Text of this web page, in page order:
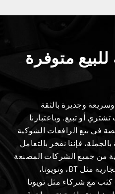
متوفرة
وسريعة وجديرة بالثقة
أو تبيع. وباعتبارنا
في بيع الرافعات الشوكية
فإننا نفخر بالتعامل
من جميع الشركات المصنعة
العالمية، وخاصة العلامات التجارية مثل BT، وتويوتا،
مع شركاء مثل تويوتا